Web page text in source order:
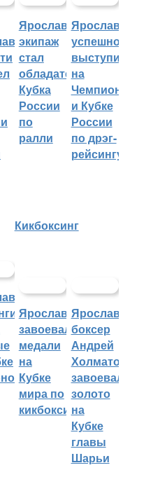
Ярославский
экипаж
стал
обладателем
Кубка
России
по
ралли
Ярославцы
успешно
выступили
на
Чемпионате
и Кубке
России
по дрэг-
рейсингу
Кикбоксинг
Ярославцы
завоевали
медали
на
Кубке
мира по
кикбоксингу
Ярославский
боксер
Андрей
Холматов
завоевал
золото
на
Кубке
главы
Шарьи